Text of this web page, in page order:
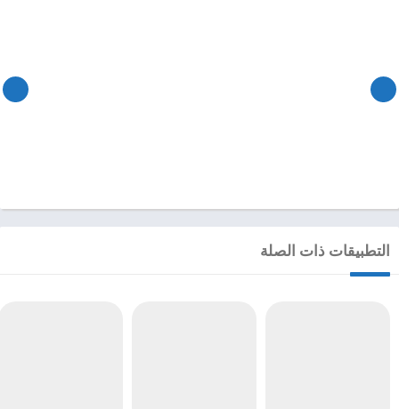
التطبيقات ذات الصلة